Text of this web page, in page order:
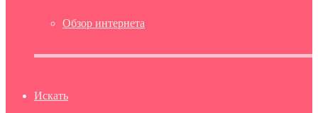
Обзор интернета
Искать